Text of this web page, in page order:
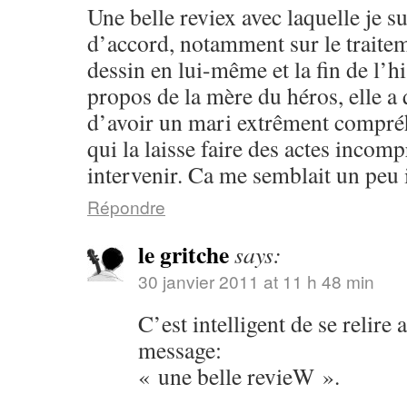
Une belle reviex avec laquelle je
d’accord, notamment sur le
dessin en lui-même et la fin de
propos de la mère du héros, elle a
d’avoir un mari extrêment
qui la laisse faire des actes
intervenir. Ca me semblait un peu
Répondre
le gritchesays:
30 janvier 2011 at 11 h 48 min
C’est intelligent de se relire
message:
« une belle revieW ».